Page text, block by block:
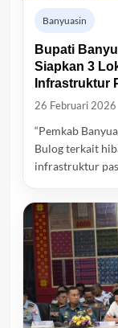
Banyuasin
Bupati
Siapkan 3
Infrastruktur
26 Februari 2026
“Pemkab
Bulog terkait
infrastruktur